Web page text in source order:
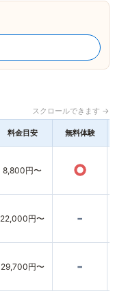
スクロールできます →
料金目安 無料体験
8,800円〜 ○
22,000円〜 -
29,700円〜 -